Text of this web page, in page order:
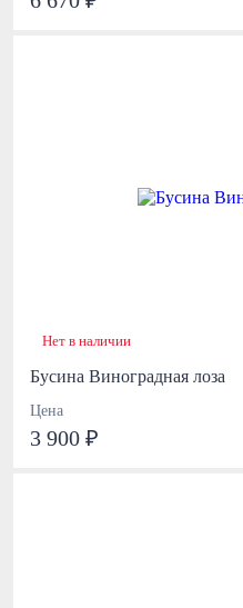
Нет в наличии
Бусина Виноградная лоза
Цена
3 900 ₽